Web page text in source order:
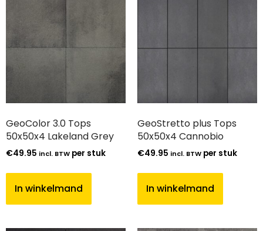
GeoColor 3.0 Tops
50x50x4 Lakeland Grey
€49.95 incl. BTW per stuk
In winkelmand
GeoStretto plus Tops
50x50x4 Cannobio
€49.95 incl. BTW per stuk
In winkelmand